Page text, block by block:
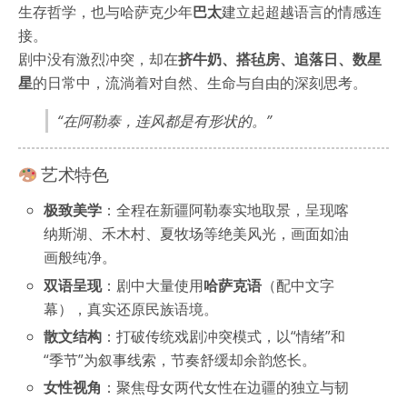
生存哲学，也与哈萨克少年巴太建立起超越语言的情感连
接。
剧中没有激烈冲突，却在挤牛奶、搭毡房、追落日、数星
星的日常中，流淌着对自然、生命与自由的深刻思考。
“在阿勒泰，连风都是有形状的。”
艺术特色
极致美学 ：全程在新疆阿勒泰实地取景，呈现喀
纳斯湖、禾木村、夏牧场等绝美风光，画面如油
画般纯净。
双语呈现：剧中大量使用哈萨克语 （配中文字
幕），真实还原民族语境。
散文结构 ：打破传统戏剧冲突模式，以“情绪”和
“季节”为叙事线索，节奏舒缓却余韵悠长。
女性视角 ：聚焦母女两代女性在边疆的独立与韧